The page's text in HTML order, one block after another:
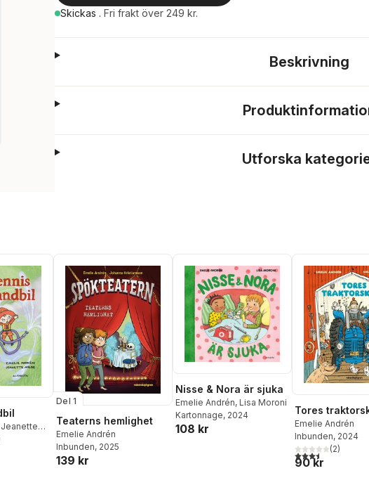
Skickas . Fri frakt över 249 kr.
Beskrivning
Utforska
Jeanette
Totalt antal röster:
Del 1
Teaterns hemlighet
Emelie Andrén
Inbunden, 2025
139 kr
Nisse & Nora är sjuka
Emelie Andrén, Lisa Moroni
Kartonnage, 2024
108 kr
Tores
Emelie Andrén
Inbunden, 2024
3,5utav 5(2)
90 kr